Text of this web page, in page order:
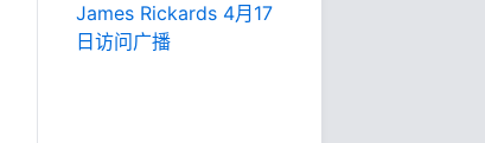
James Rickards 4月17
日访问广播